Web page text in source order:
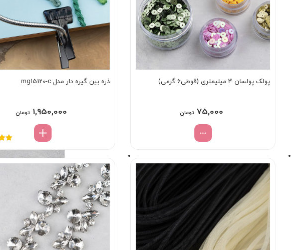
پولک پولسان ۴ میلیمتری (قوطی۶ گرمی)
75,000 تومان
ذره بین گیره دار مدل mg15120-c
1,950,000 تومان